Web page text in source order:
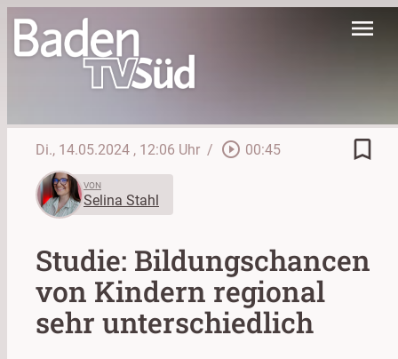
menu
Di., 14.05.2024 , 12:06 Uhr / play_circle_outline 00:45 bookmark_border
VON
Selina Stahl
Studie: Bildungschancen
von Kindern regional
sehr unterschiedlich